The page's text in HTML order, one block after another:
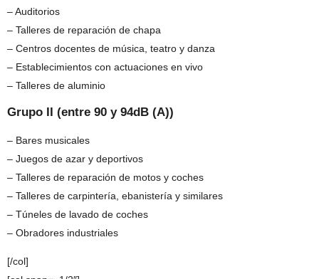
– Auditorios
– Talleres de reparación de chapa
– Centros docentes de música, teatro y danza
– Establecimientos con actuaciones en vivo
– Talleres de aluminio
Grupo II (entre 90 y 94dB (A))
– Bares musicales
– Juegos de azar y deportivos
– Talleres de reparación de motos y coches
– Talleres de carpintería, ebanistería y similares
– Túneles de lavado de coches
– Obradores industriales
[/col]